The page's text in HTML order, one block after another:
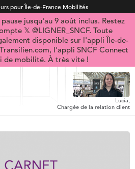
pour Île-de-France Mobilités
jusqu'au 9 août inclus. Restez
𝕏 @LIGNER_SNCF. Toute
disponible sur l'appli Île-de-
l'appli SNCF Connect
de mobilité. À très vite !
Lucia,
Chargée de la relation client